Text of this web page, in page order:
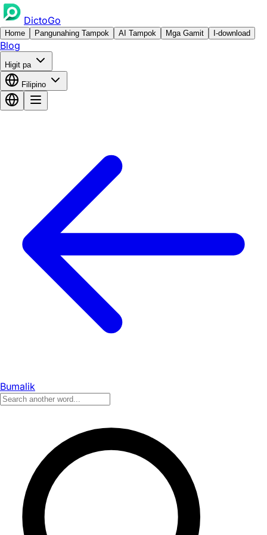
DictoGo
Home Pangunahing Tampok AI Tampok Mga Gamit I-download
Blog
Higit pa
Filipino
Bumalik